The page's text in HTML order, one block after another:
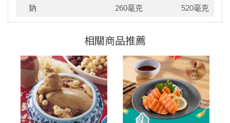
鈉 260毫克 520毫克
相關商品推薦